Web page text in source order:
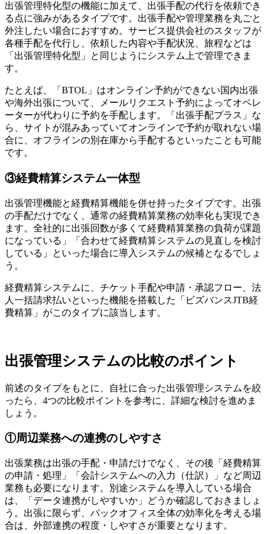
出張管理特化型の機能に加えて、出張手配の代行を依頼でき
る点に強みがあるタイプです。出張手配や管理業務を丸ごと
外注したい場合におすすめ。サービス提供会社のスタッフが
各種手配を代行し、依頼した内容や手配状況、旅程などは
「出張管理特化型」と同じようにシステム上で管理できま
す。
たとえば、「BTOL」はオンライン予約ができない国内出張
や海外出張について、メールリクエスト予約によってオペレ
ーターが代わりに予約を手配します。「出張手配プラス」な
ら、サイトが混みあっていてオンラインで予約が取れない場
合に、オフラインの別在庫から手配するといったことも可能
です。
③経費精算システム一体型
出張管理機能と経費精算機能を併せ持ったタイプです。出張
の手配だけでなく、通常の経費精算業務の効率化も実現でき
ます。全社的に出張回数が多くて経費精算業務の負荷が課題
になっている」「合わせて経費精算システムの見直しを検討
している」といった場合に導入システムの候補となるでしょ
う。
経費精算システムに、チケット手配や申請・承認フロー、法
人一括請求払いといった機能を搭載した「ビズバンスJTB経
費精算」がこのタイプに該当します。
出張管理システムの比較のポイント
前述のタイプをもとに、自社に合った出張管理システムを絞
ったら、4つの比較ポイントを参考に、詳細な検討を進めま
しょう。
①周辺業務への連携のしやすさ
出張業務は出張の手配・申請だけでなく、その後「経費精算
の申請・処理」「会計システムへの入力（仕訳）」など周辺
業務も必要になります。別途システムを導入している場合
は、「データ連携がしやすいか」どうか確認しておきましょ
う。出張に限らず、バックオフィス全体の効率化を考える場
合は、外部連携の程度・しやすさが重要となります。